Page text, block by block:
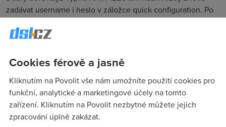
zadávat username i heslo v záložce quick configuration. Po
to normální? Na help lince mi nedokázali poradit a tvářili se,
zkušenost či dokonce radu jak to vyřešit(konstruktivně)? Dík
Nargon(21.7.2006 19:30:25)
Radu snad jedinou. Provedl jsi ulozeni konfigurace?? Tj, po
Cookies férově a jasně
Kliknutím na Povolit vše nám umožníte použití cookies pro
funkční, analytické a marketingové účely na tomto
zařízení. Kliknutím na Povolit nezbytné můžete jejich
zpracování úplně zakázat.